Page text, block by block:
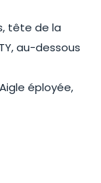
tête de la
au-dessous
Aigle éployée,